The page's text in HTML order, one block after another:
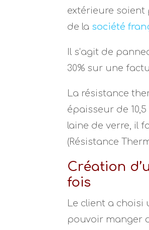
extérieure
de la société
Il s’agit de
30% sur une
La résistance
épaisseur de
laine de verre, il
(Résistance
Création
fois
Le client a
pouvoir manger